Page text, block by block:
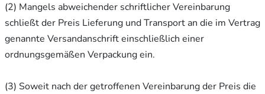
(2) Mangels abweichender schriftlicher Vereinbarung
schließt der Preis Lieferung und Transport an die im Vertrag
genannte Versandanschrift einschließlich einer
ordnungsgemäßen Verpackung ein.
(3) Soweit nach der getroffenen Vereinbarung der Preis die